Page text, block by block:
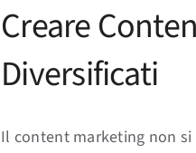
Creare
Diversificati
Il content marketing non